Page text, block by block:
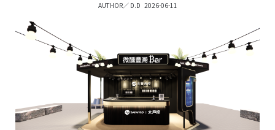
AUTHOR／ D.D 2026-06-11